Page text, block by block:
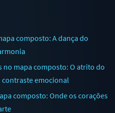
composto: A dança do
no mapa composto: O atrito do
contraste emocional
composto: Onde os corações